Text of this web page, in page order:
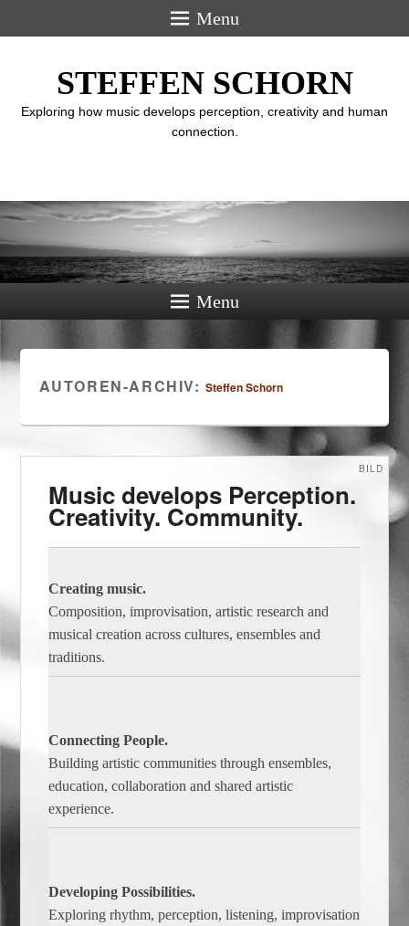
Menu
STEFFEN SCHORN
Exploring how music develops perception, creativity and human
connection.
Menu
AUTOREN-ARCHIV:Steffen Schorn
Music develops Perception.
Creativity. Community.
BILD
Creating music.
Composition, improvisation, artistic research and
musical creation across cultures, ensembles and
traditions.
Connecting People.
Building artistic communities through ensembles,
education, collaboration and shared artistic
experience.
Developing Possibilities.
Exploring rhythm, perception, listening, improvisation